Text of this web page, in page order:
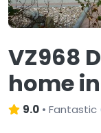
VZ968
home
9.0 • Fantastic